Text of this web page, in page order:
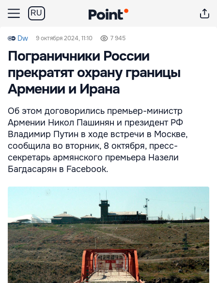
RU
Dw 9 октября 2024, 11:10 7 945
Пограничники России
прекратят охрану границы
Армении и Ирана
Об этом договорились премьер-министр
Армении Никол Пашинян и президент РФ
Владимир Путин в ходе встречи в Москве,
сообщила во вторник, 8 октября, пресс-
секретарь армянского премьера Назели
Багдасарян в Facebook.